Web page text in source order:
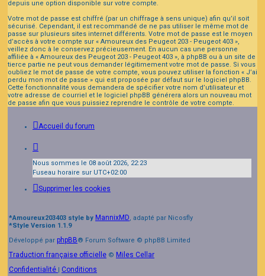
depuis une option disponible sur votre compte.
Votre mot de passe est chiffré (par un chiffrage à sens unique) afin qu’il soit
sécurisé. Cependant, il est recommandé de ne pas utiliser le même mot de
passe sur plusieurs sites internet différents. Votre mot de passe est le moyen
d’accès à votre compte sur « Amoureux des Peugeot 203 - Peugeot 403 »,
veillez donc à le conservez précieusement. En aucun cas une personne
affiliée à « Amoureux des Peugeot 203 - Peugeot 403 », à phpBB ou à un site de
tierce partie ne peut vous demander légitimement votre mot de passe. Si vous
oubliez le mot de passe de votre compte, vous pouvez utiliser la fonction « J’ai
perdu mon mot de passe » qui est proposée par défaut sur le logiciel phpBB.
Cette fonctionnalité vous demandera de spécifier votre nom d’utilisateur et
votre adresse de courriel et le logiciel phpBB générera alors un nouveau mot
de passe afin que vous puissiez reprendre le contrôle de votre compte.
Accueil du forum
Nous sommes le 08 août 2026, 22:23
Fuseau horaire sur UTC+02:00
Supprimer les cookies
*Amoureux203403 style by MannixMD, adapté par Nicosfly
*Style Version 1.1.9
Développé par phpBB® Forum Software © phpBB Limited
Traduction française officielle © Miles Cellar
Confidentialité
Conditions